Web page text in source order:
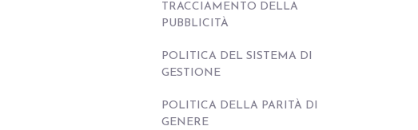
TRACCIAMENTO DELLA
PUBBLICITÀ
POLITICA DEL SISTEMA DI
GESTIONE
POLITICA DELLA PARITÀ DI
GENERE